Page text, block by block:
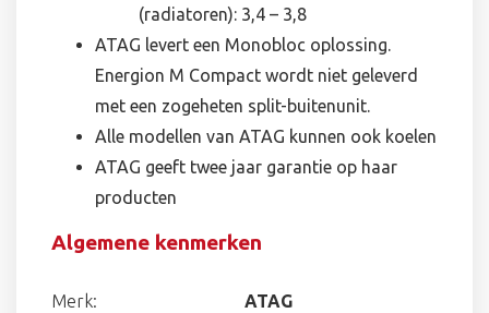
(radiatoren): 3,4 – 3,8
ATAG levert een Monobloc oplossing.
Energion M Compact wordt niet geleverd
met een zogeheten split-buitenunit.
Alle modellen van ATAG kunnen ook koelen
ATAG geeft twee jaar garantie op haar
producten
Algemene kenmerken
Merk: ATAG